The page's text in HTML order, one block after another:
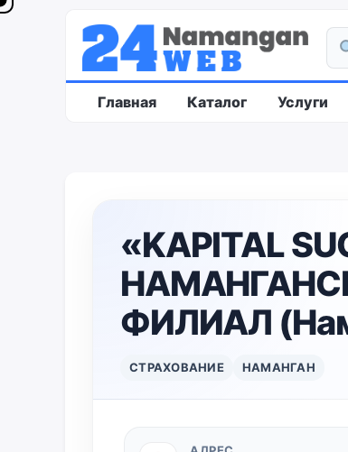
Главная Каталог Услуги
«KAPITAL
ФИЛИАЛ
СТРАХОВАНИЕ НАМАНГАН